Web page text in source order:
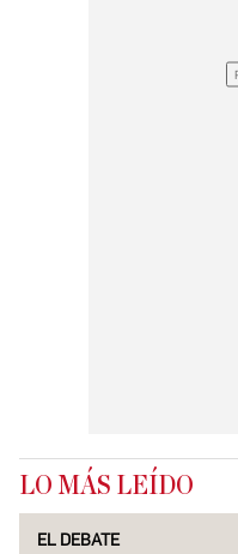
LO MÁS LEÍDO
EL DEBATE